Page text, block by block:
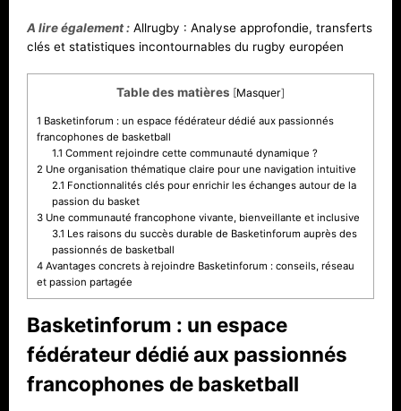
A lire également : Allrugby : Analyse approfondie, transferts
clés et statistiques incontournables du rugby européen
Table des matières [Masquer]
1 Basketinforum : un espace fédérateur dédié aux passionnés
francophones de basketball
1.1 Comment rejoindre cette communauté dynamique ?
2 Une organisation thématique claire pour une navigation intuitive
2.1 Fonctionnalités clés pour enrichir les échanges autour de la
passion du basket
3 Une communauté francophone vivante, bienveillante et inclusive
3.1 Les raisons du succès durable de Basketinforum auprès des
passionnés de basketball
4 Avantages concrets à rejoindre Basketinforum : conseils, réseau
et passion partagée
Basketinforum : un espace
fédérateur dédié aux passionnés
francophones de basketball